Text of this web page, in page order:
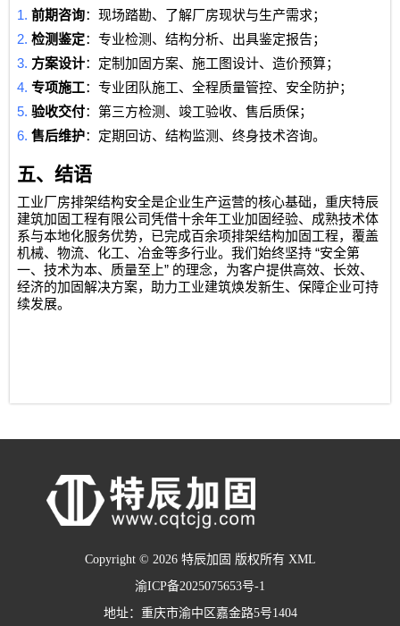
1.前期咨询：现场踏勘、了解厂房现状与生产需求；
2.检测鉴定：专业检测、结构分析、出具鉴定报告；
3. 方案设计：定制加固方案、施工图设计、造价预算；
4.专项施工：专业团队施工、全程质量管控、安全防护；
5.验收交付：第三方检测、竣工验收、售后质保；
6.售后维护：定期回访、结构监测、终身技术咨询。
五、结语
工业厂房排架结构安全是企业生产运营的核心基础，重庆特辰
建筑加固工程有限公司凭借十余年工业加固经验、成熟技术体
系与本地化服务优势，已完成百余项排架结构加固工程，覆盖
机械、物流、化工、冶金等多行业。我们始终坚持 “安全第
一、技术为本、质量至上” 的理念，为客户提供高效、长效、
经济的加固解决方案，助力工业建筑焕发新生、保障企业可持
续发展。
Copyright © 2026 特辰加固 版权所有 XML
渝ICP备2025075653号-1
地址：重庆市渝中区嘉金路5号1404